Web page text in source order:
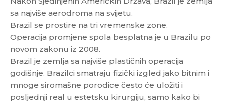
sa najviše aerodroma na svijetu.
Brazil se prostire na tri vremenske zone.
Operacija promjene spola besplatna je u Brazilu po
novom zakonu iz 2008.
Brazil je zemlja sa najviše plastičnih operacija
godišnje. Brazilci smatraju fizički izgled jako bitnim i
mnoge siromašne porodice često će uložiti i
posljednji real u estetsku kirurgiju, samo kako bi